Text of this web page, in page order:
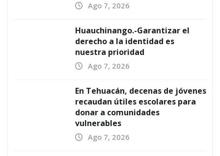
Ago 7, 2026
Huauchinango.-Garantizar el
derecho a la identidad es
nuestra prioridad
Ago 7, 2026
En Tehuacán, decenas de jóvenes
recaudan útiles escolares para
donar a comunidades
vulnerables
Ago 7, 2026